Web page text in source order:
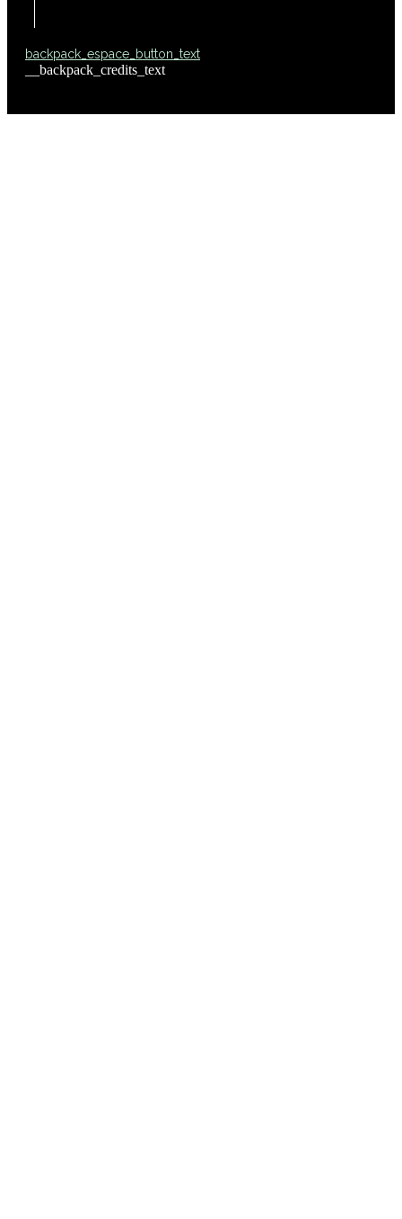
backpack_espace_button_text
__backpack_credits_text